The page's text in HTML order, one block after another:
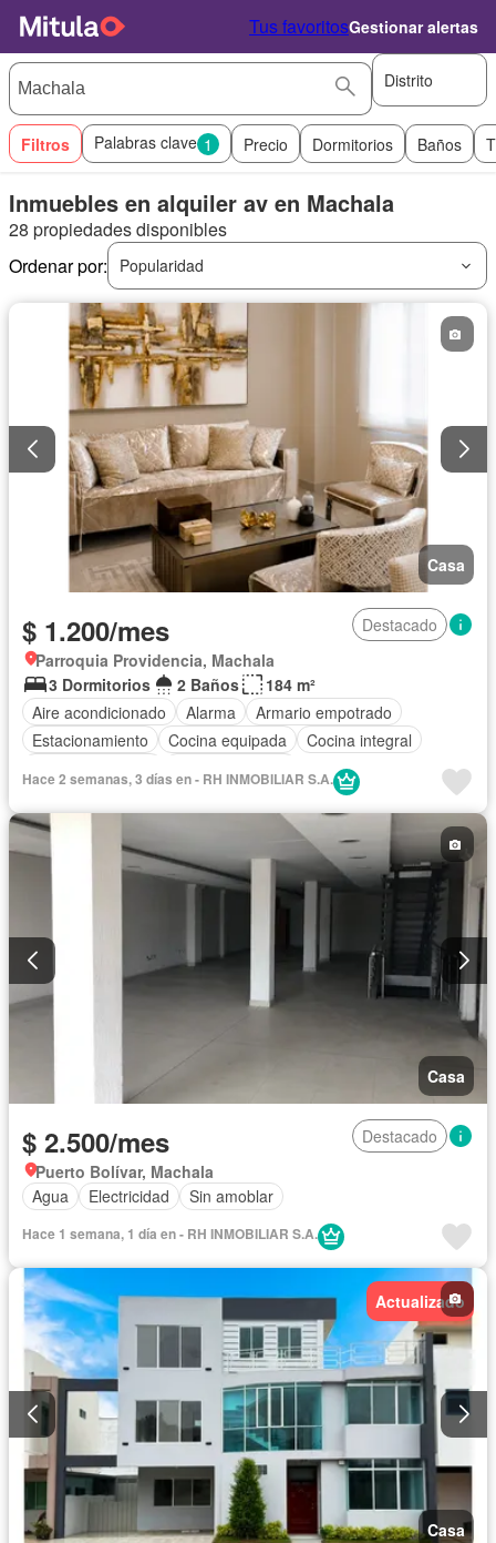
Tus favoritosGestionar alertas
Distrito
Filtros Palabras clave 1 Precio Dormitorios Baños
Inmuebles en alquiler av en Machala
28 propiedades disponibles
Ordenar por:
Popularidad
Casa
$ 1.200/mes
Destacado
Parroquia Providencia, Machala
3 Dormitorios
2 Baños
184 m²
Aire acondicionado
Alarma
Armario empotrado
Estacionamiento
Cocina equipada
Cocina integral
Hace 2 semanas, 3 días en - RH INMOBILIAR S.A.
Casa
$ 2.500/mes
Destacado
Puerto Bolívar, Machala
Agua
Electricidad Sin amoblar
Hace 1 semana, 1 día en - RH INMOBILIAR S.A.
Actualizado
Casa